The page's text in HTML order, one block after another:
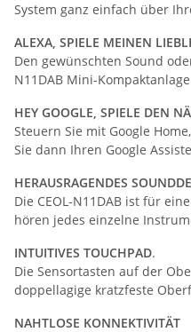
System ganz einfach über
ALEXA, SPIELE MEINEN
Den gewünschten Sound
N11DAB Mini-
HEY GOOGLE, SPIELE DEN
Steuern Sie mit Google
Sie dann Ihren Google
HERAUSRAGENDES
Die CEOL-N11DAB ist für
hören jedes einzelne
INTUITIVES TOUCHPAD.
Die Sensortasten auf der
doppellagige kratzfeste
NAHTLOSE KONNEKTIVITÄT